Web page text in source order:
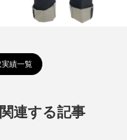
績一覧
連する記事